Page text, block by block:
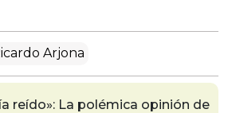
Arjona
reído»: La polémica opinión de